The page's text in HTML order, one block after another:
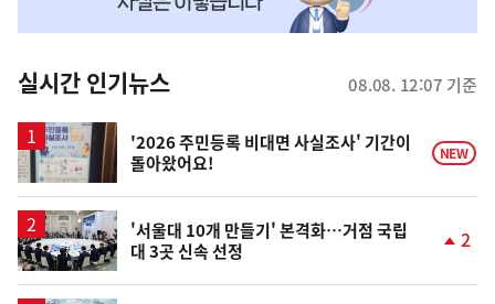
뉴
스
실시간 인기뉴스 08.08. 12:07 기준
'2026 주민등록 비대면 사실조사' 기간이
돌아왔어요!
NEW
'서울대 10개 만들기' 본격화…거점 국립
대 3곳 신속 선정
2